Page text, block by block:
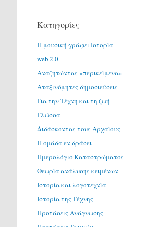
Κατηγορίες
H μουσική γράφει Ιστορία
web 2.0
Αναζητώντας «περικείμενα»
Αταξινόμητες δημοσιεύσεις
Για την Τέχνη και τη ζωή
Γλώσσα
Διδάσκοντας τους Αρχαίους
Η ομάδα εν δράσει
Ημερολόγιο Καταστρώματος
Θεωρία ανάλυσης κειμένων
Ιστορία και λογοτεχνία
Ιστορία της Τέχνης
Προτάσεις Ανάγνωσης